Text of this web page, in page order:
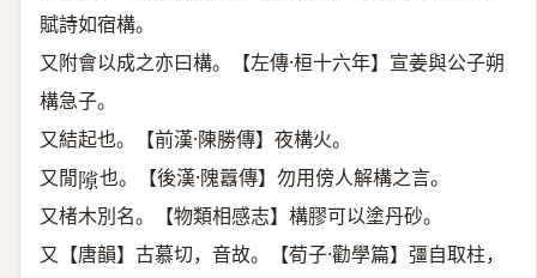
賦詩如宿構。
又附會以成之亦曰構。【左傳·桓十六年】宣姜與公子朔
構急子。
又結起也。【前漢·陳勝傳】夜構火。
又閒𨻶也。【後漢·隗囂傳】勿用傍人解構之言。
又楮木別名。【物類相感志】構膠可以塗丹砂。
又【唐韻】古慕切，音故。【荀子·勸學篇】彊自取柱，